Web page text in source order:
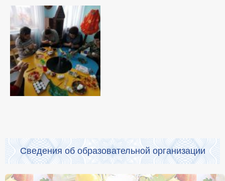
Сведения об образовательной организации